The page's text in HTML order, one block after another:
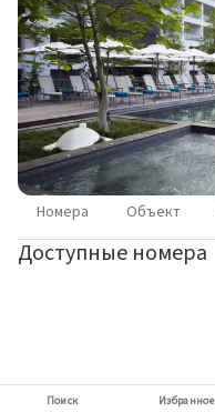
Номера Объект
Доступные номера
Поиск Избранное